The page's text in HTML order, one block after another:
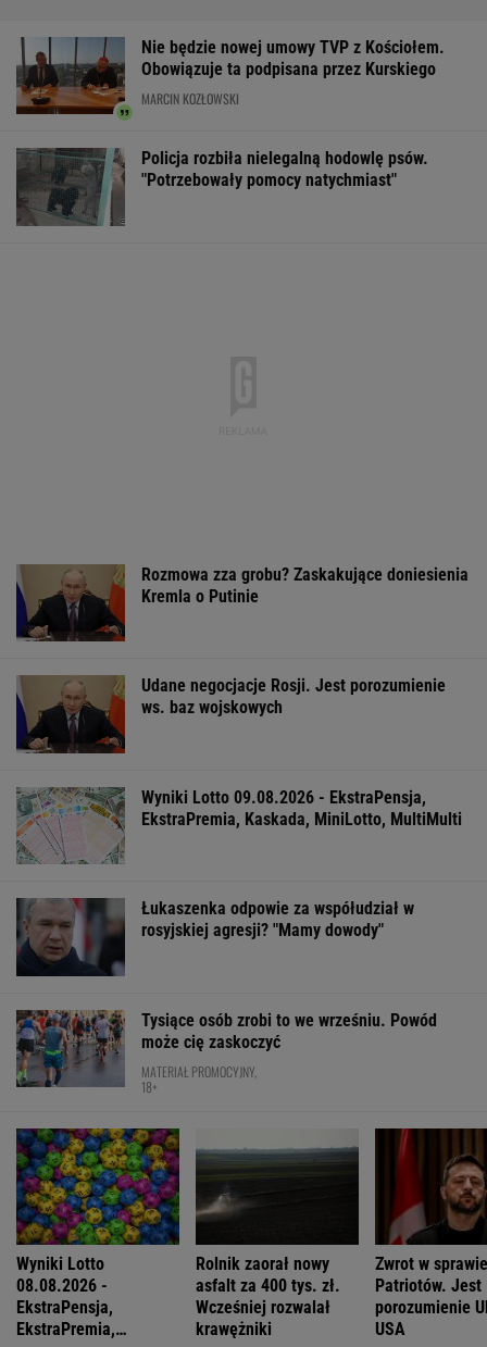
Nie będzie nowej umowy TVP z Kościołem.
Obowiązuje ta podpisana przez Kurskiego
MARCIN KOZŁOWSKI
Policja rozbiła nielegalną hodowlę psów.
"Potrzebowały pomocy natychmiast"
Rozmowa zza grobu? Zaskakujące doniesienia
Kremla o Putinie
Udane negocjacje Rosji. Jest porozumienie
ws. baz wojskowych
Wyniki Lotto 09.08.2026 - EkstraPensja,
EkstraPremia, Kaskada, MiniLotto, MultiMulti
Łukaszenka odpowie za współudział w
rosyjskiej agresji? "Mamy dowody"
Tysiące osób zrobi to we wrześniu. Powód
może cię zaskoczyć
MATERIAŁ PROMOCYJNY,
18+
Wyniki Lotto
08.08.2026 -
EkstraPensja,
EkstraPremia,
Rolnik zaorał nowy
asfalt za 400 tys. zł.
Wcześniej rozwalał
krawężniki
Zwrot w sprawie
Patriotów. Jest
porozumienie
USA